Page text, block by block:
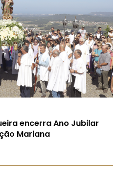
encerra Ano Jubilar
Mariana